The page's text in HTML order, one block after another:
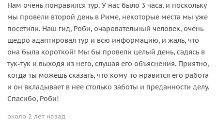
Нам очень понравился тур. У нас было 3 часа, и поскольку
мы провели второй день в Риме, некоторые места мы уже
посетили. Наш гид, Роби, очаровательный человек, очень
щедро адаптировал тур и всю информацию, и жаль, что
она была короткой! Мы бы провели целый день, садясь в
тук-тук и выходя из него, слушая его объяснения. Приятно,
когда ты можешь сказать, что кому-то нравится его работа
и он вкладывает в нее столько заботы и преданности делу.
Спасибо, Роби!
около 2 лет назад